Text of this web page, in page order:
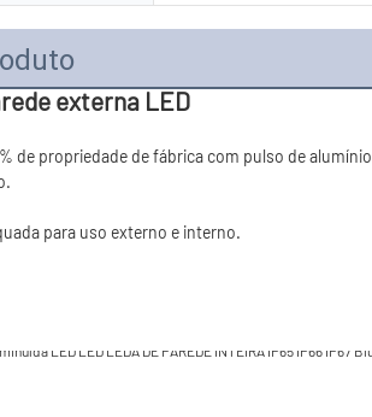
externa LED
de propriedade de fábrica com pulso de